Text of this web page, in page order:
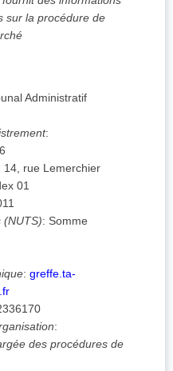
sur la procédure de
Administratif
:
14, rue Lemerchier
01
(NUTS): Somme
: greffe.ta-
:
des procédures de